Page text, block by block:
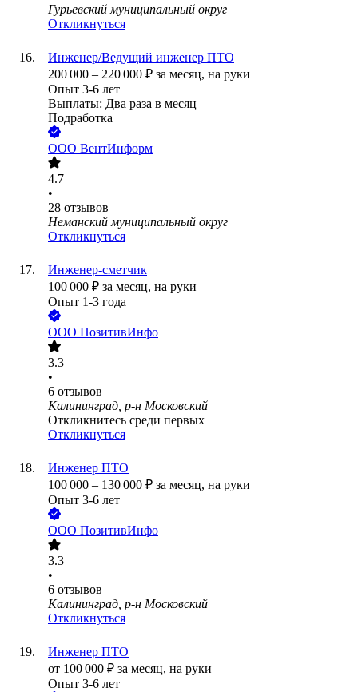
Гурьевский муниципальный округ
Откликнуться
Инженер/Ведущий инженер ПТО
200 000 – 220 000 ₽ за месяц, на руки
Опыт 3-6 лет
Выплаты: Два раза в месяц
Подработка
ООО ВентИнформ
4.7
•
28 отзывов
Неманский муниципальный округ
Откликнуться
Инженер-сметчик
100 000 ₽ за месяц, на руки
Опыт 1-3 года
ООО ПозитивИнфо
3.3
•
6 отзывов
Калининград, р-н Московский
Откликнитесь среди первых
Откликнуться
Инженер ПТО
100 000 – 130 000 ₽ за месяц, на руки
Опыт 3-6 лет
ООО ПозитивИнфо
3.3
•
6 отзывов
Калининград, р-н Московский
Откликнуться
Инженер ПТО
от 100 000 ₽ за месяц, на руки
Опыт 3-6 лет